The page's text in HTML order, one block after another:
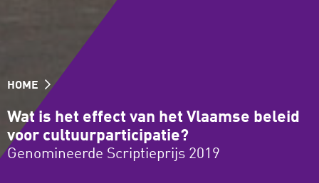
HOME
Wat is het effect van het Vlaamse beleid
voor cultuurparticipatie?
Genomineerde Scriptieprijs 2019